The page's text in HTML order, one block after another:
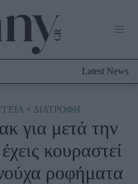
Latest News
+ ΔΙΑΤΡΟΦΗ
για μετά την
κουραστεί
ροφήματα